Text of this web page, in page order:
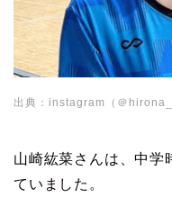
出典：instagram（＠
山崎紘菜さんは、中学
ていました。